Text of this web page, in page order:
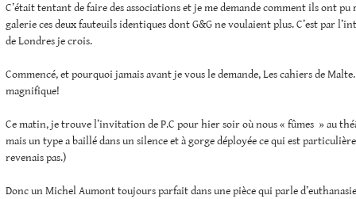
C’était tentant de faire des associations et je me demande comment ils ont
galerie ces deux fauteuils identiques dont G&G ne voulaient plus. C’est par
de Londres je crois.
Commencé, et pourquoi jamais avant je vous le demande, Les cahiers de
magnifique!
Ce matin, je trouve l’invitation de P.C pour hier soir où nous « fûmes » au
mais un type a baillé dans un silence et à gorge déployée ce qui est
revenais pas.)
Donc un Michel Aumont toujours parfait dans une pièce qui parle